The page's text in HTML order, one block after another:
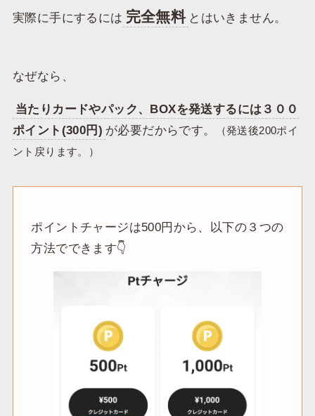
実際に手にするには 完全無料 とはいきません。
なぜなら、
当たりカードやパック、BOXを発送するには３００
ポイント(300円) が必要だからです。
（発送後200ポイ
ント戻ります。）
ポイントチャージは500円から、以下の３つの
方法でできます👇